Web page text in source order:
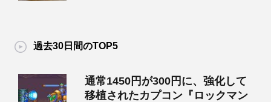
過去30日間のTOP5
通常1450円が300円に、強化して
移植されたカプコン『ロックマン